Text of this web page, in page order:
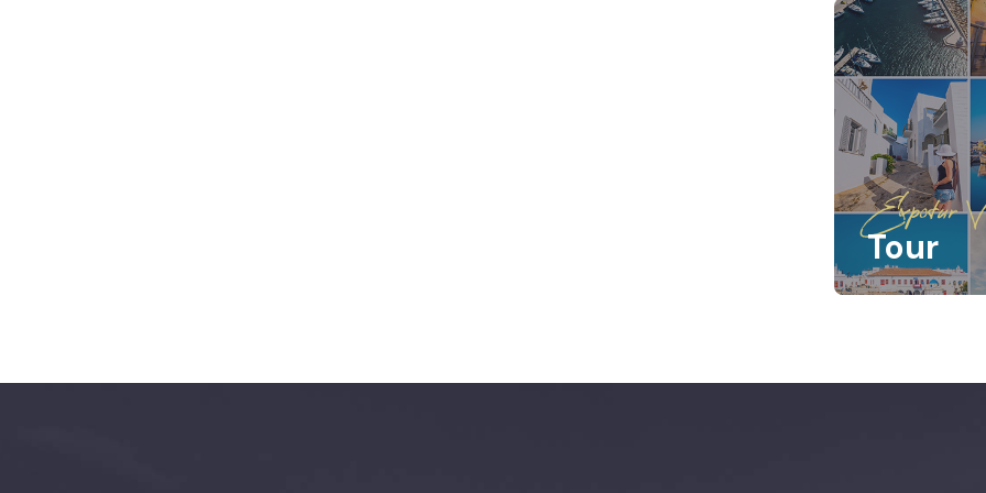
Expotur
Tour